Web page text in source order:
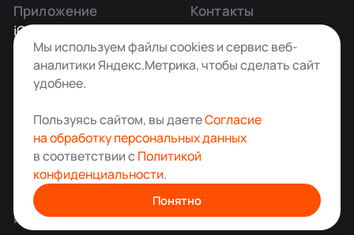
Приложение
iOS
Android
Контакты
Заказать звонок
+7 495 181-55-45
info@kladovkin.ru
Аренда склада для хранения вещей в Москве
© ООО «Кладовкин» 2026. Все права защищены
ИНН:7100007940 ОГРН:1217100007805
Мы используем файлы cookies и сервис веб-
аналитики Яндекс.Метрика, чтобы сделать сайт
удобнее.
Пользуясь сайтом, вы даетеСогласие
на обработку персональных данных
в соответствии с Политикой
конфиденциальности.
Понятно